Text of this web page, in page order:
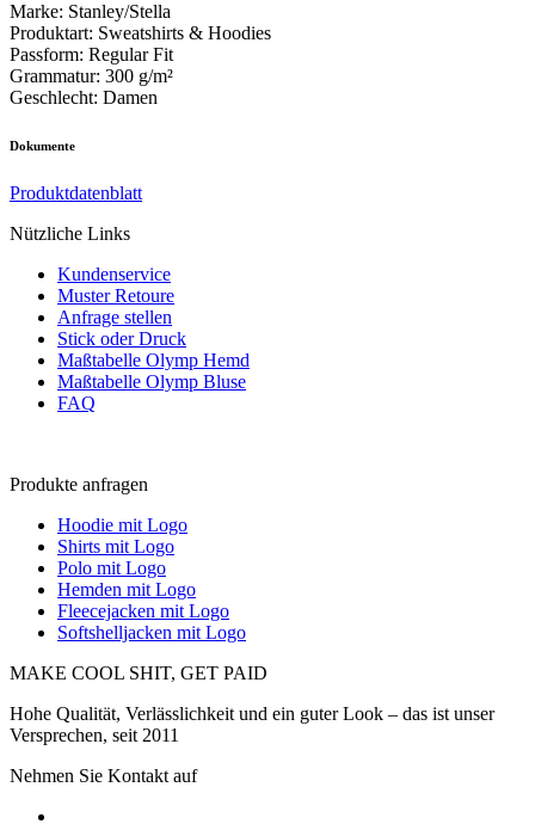
Marke: Stanley/Stella
Produktart: Sweatshirts & Hoodies
Passform: Regular Fit
Grammatur: 300 g/m²
Geschlecht: Damen
Dokumente
Produktdatenblatt
Nützliche Links
Kundenservice
Muster Retoure
Anfrage stellen
Stick oder Druck
Maßtabelle Olymp Hemd
Maßtabelle Olymp Bluse
FAQ
Produkte anfragen
Hoodie mit Logo
Shirts mit Logo
Polo mit Logo
Hemden mit Logo
Fleecejacken mit Logo
Softshelljacken mit Logo
MAKE COOL SHIT, GET PAID
Hohe Qualität, Verlässlichkeit und ein guter Look – das ist unser
Versprechen, seit 2011
Nehmen Sie Kontakt auf